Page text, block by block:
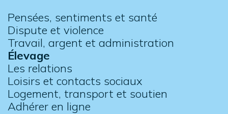
Pensées, sentiments et santé
Dispute et violence
Travail, argent et administration
Élevage
Les relations
Loisirs et contacts sociaux
Logement, transport et soutien
Adhérer en ligne